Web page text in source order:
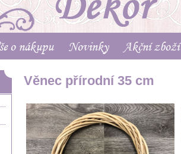
o nákupu Novinky Akční zboží
Věnec přírodní 35 cm